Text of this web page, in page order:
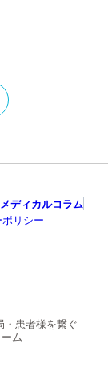
ディカルコラム
リシー
・患者様を繋ぐ
ム